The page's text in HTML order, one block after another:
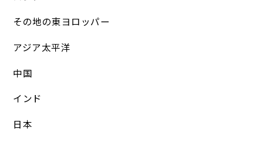
その地の東ヨロッパー
アジア太平洋
中国
インド
日本